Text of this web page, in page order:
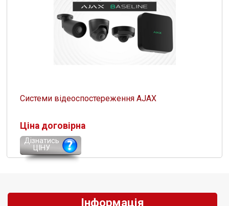
Системи відеоспостереження AJAX
Ціна договірна
Дізнатись
ЦІНУ
Інформація